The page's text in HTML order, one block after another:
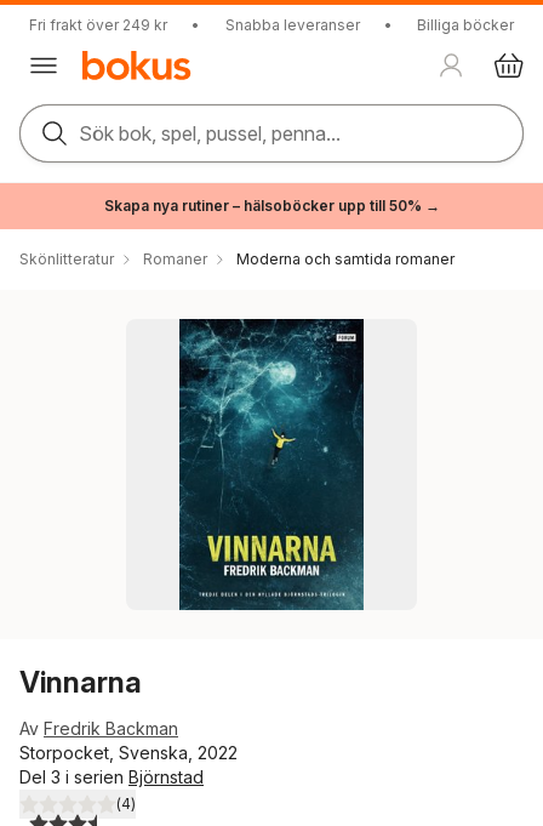
Fri frakt över 249 kr • Snabba leveranser • Billiga böcker
Sök bok, spel, pussel, penna...
Skapa nya rutiner – hälsoböcker upp till 50% →
Skönlitteratur Romaner Moderna och samtida romaner
Vinnarna
Av Fredrik Backman
Storpocket, Svenska, 2022
Del 3 i serien Björnstad
3,5utav 5 stjärnor. Totalt antal röster:
(4)